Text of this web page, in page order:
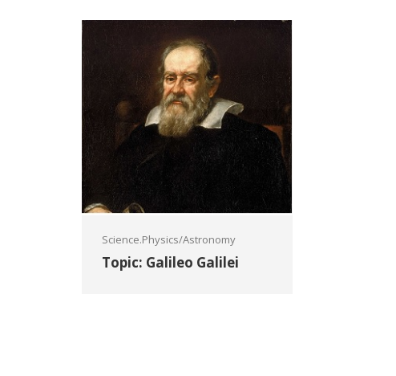
Science.Physics/Astronomy
Topic: Galileo Galilei